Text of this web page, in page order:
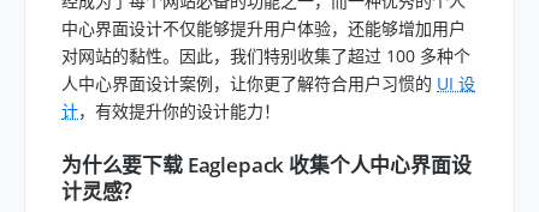
中心界面设计不仅能够提升用户体验，还能够增加用户
对网站的黏性。因此，我们特别收集了超过 100 多种个
人中心界面设计案例，让你更了解符合用户习惯的 UI 设
计，有效提升你的设计能力！
为什么要下载 Eaglepack 收集个人中心界面设
计灵感？